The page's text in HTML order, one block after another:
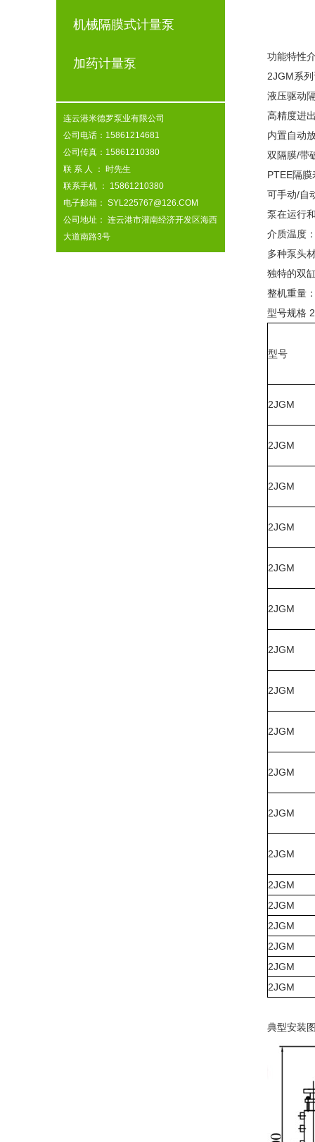
机械隔膜式计量泵
加药计量泵
连云港米德罗泵业有限公司
公司电话：15861214681
公司传真：15861210380
联 系 人 ： 时先生
联系手机 ： 15861210380
电子邮箱： SYL225767@126.COM
公司地址： 连云港市灌南经济开发区海西
大道南路3号
功能特性
2JGM系
液压驱动
高精度进
内置自动
双隔膜/带
PTEE隔
可手动/自
泵在运行
介质温度
多种泵头
独特的双
整机重量
型号规格
型号
2JGM
2JGM
2JGM
2JGM
2JGM
2JGM
2JGM
2JGM
2JGM
2JGM
2JGM
2JGM
2JGM
2JGM
2JGM
2JGM
2JGM
2JGM
典型安装